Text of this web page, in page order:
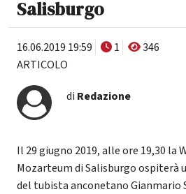
Salisburgo
16.06.2019 19:59 1
346
ARTICOLO
di Redazione
Il 29 giugno 2019, alle ore 19,30 la
Mozarteum di Salisburgo ospiterà
del tubista anconetano Gianmario